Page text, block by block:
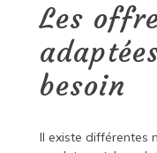
Les
besoin
Il existe différentes